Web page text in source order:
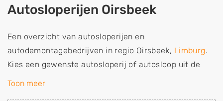
Autosloperijen Oirsbeek
Een overzicht van autosloperijen en
autodemontagebedrijven in regio Oirsbeek, Limburg.
Kies een gewenste autosloperij of autosloop uit de
lijst die gespecialiseerd is in de verkoop van
Toon meer